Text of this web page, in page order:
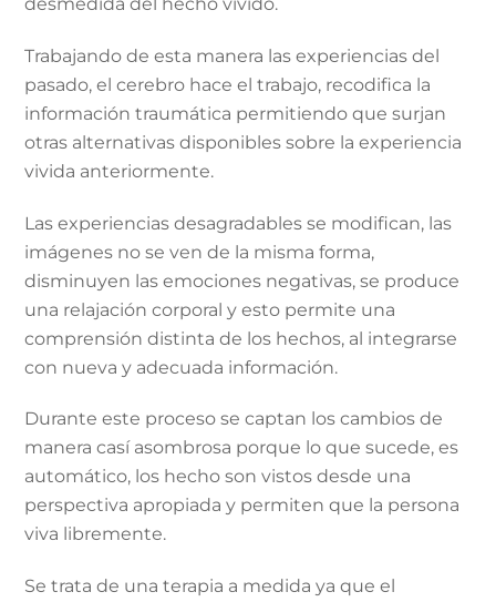
Trabajando de esta manera las experiencias del
pasado, el cerebro hace el trabajo, recodifica la
información traumática permitiendo que surjan
otras alternativas disponibles sobre la experiencia
vivida anteriormente.
Las experiencias desagradables se modifican, las
imágenes no se ven de la misma forma,
disminuyen las emociones negativas, se produce
una relajación corporal y esto permite una
comprensión distinta de los hechos, al integrarse
con nueva y adecuada información.
Durante este proceso se captan los cambios de
manera casí asombrosa porque lo que sucede, es
automático, los hecho son vistos desde una
perspectiva apropiada y permiten que la persona
viva libremente.
Se trata de una terapia a medida ya que el